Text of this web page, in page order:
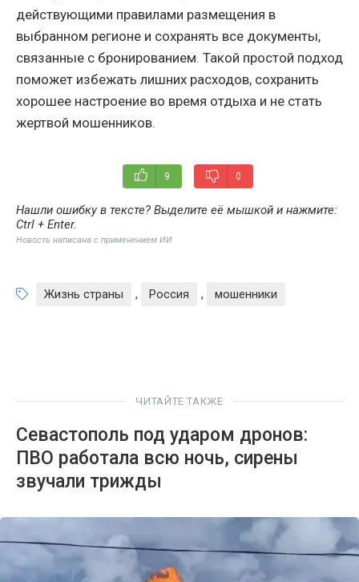
действующими правилами размещения в
выбранном регионе и сохранять все документы,
связанные с бронированием. Такой простой подход
поможет избежать лишних расходов, сохранить
хорошее настроение во время отдыха и не стать
жертвой мошенников.
9 0
Нашли ошибку в тексте? Выделите её мышкой и нажмите:
Ctrl + Enter.
Новость написана с применением ИИ
Жизнь страны , Россия , мошенники
ЧИТАЙТЕ ТАКЖЕ
Севастополь под ударом дронов:
ПВО работала всю ночь, сирены
звучали трижды